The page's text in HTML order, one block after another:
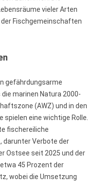
vieler Arten
Fischgemeinschaften
gefährdungsarme
marinen Natura 2000-
(AWZ) und in den
spielen eine wichtige Rolle.
fischereiliche
darunter Verbote der
Ostsee seit 2025 und der
45 Prozent der
wobei die Umsetzung